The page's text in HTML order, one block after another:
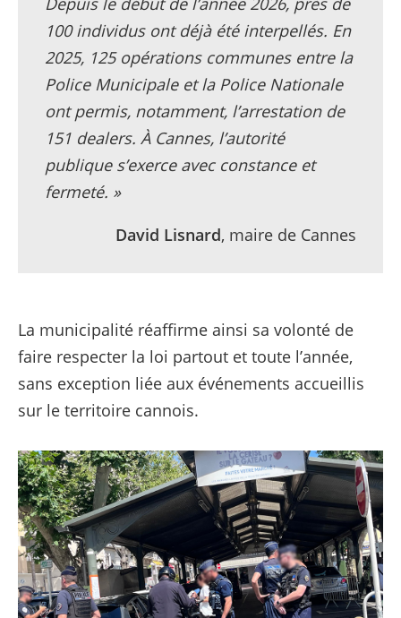
100 individus ont déjà été interpellés. En
2025, 125 opérations communes entre la
Police Municipale et la Police Nationale
ont permis, notamment, l’arrestation de
151 dealers. À Cannes, l’autorité
publique s’exerce avec constance et
fermeté. »
David Lisnard, maire de Cannes
La municipalité réaffirme ainsi sa volonté de
faire respecter la loi partout et toute l’année,
sans exception liée aux événements accueillis
sur le territoire cannois.